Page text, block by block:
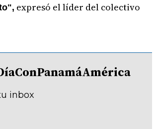
expresó el líder del colectivo
inbox